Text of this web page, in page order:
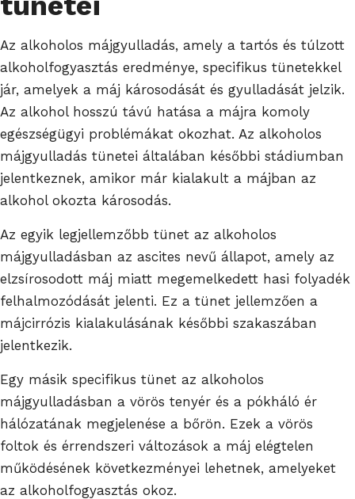
Az alkoholos májgyulladás, amely a tartós és túlzott
alkoholfogyasztás eredménye, specifikus tünetekkel
jár, amelyek a máj károsodását és gyulladását jelzik.
Az alkohol hosszú távú hatása a májra komoly
egészségügyi problémákat okozhat. Az alkoholos
májgyulladás tünetei általában későbbi stádiumban
jelentkeznek, amikor már kialakult a májban az
alkohol okozta károsodás.
Az egyik legjellemzőbb tünet az alkoholos
májgyulladásban az ascites nevű állapot, amely az
elzsírosodott máj miatt megemelkedett hasi folyadék
felhalmozódását jelenti. Ez a tünet jellemzően a
májcirrózis kialakulásának későbbi szakaszában
jelentkezik.
Egy másik specifikus tünet az alkoholos
májgyulladásban a vörös tenyér és a pókháló ér
hálózatának megjelenése a bőrön. Ezek a vörös
foltok és érrendszeri változások a máj elégtelen
működésének következményei lehetnek, amelyeket
az alkoholfogyasztás okoz.